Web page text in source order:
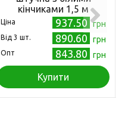
кінчиками 1,5 м
Ціна 937.50 грн
Від 3 шт. 890.60 грн
Опт 843.80 грн
Купити